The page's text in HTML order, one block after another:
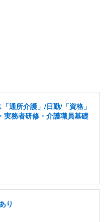
通所介護」/日勤/「資格」
実務者研修・介護職員基礎
り